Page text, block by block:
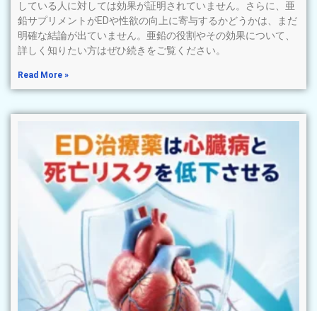
している人に対しては効果が証明されていません。さらに、亜
鉛サプリメントがEDや性欲の向上に寄与するかどうかは、まだ
明確な結論が出ていません。亜鉛の役割やその効果について、
詳しく知りたい方はぜひ続きをご覧ください。
Read More »